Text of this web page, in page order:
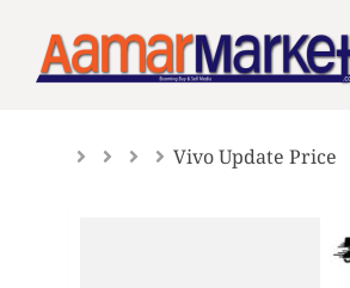
content
Vivo Update Price